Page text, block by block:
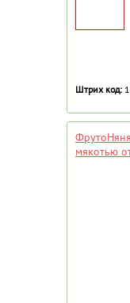
Штрих код:
мякотью